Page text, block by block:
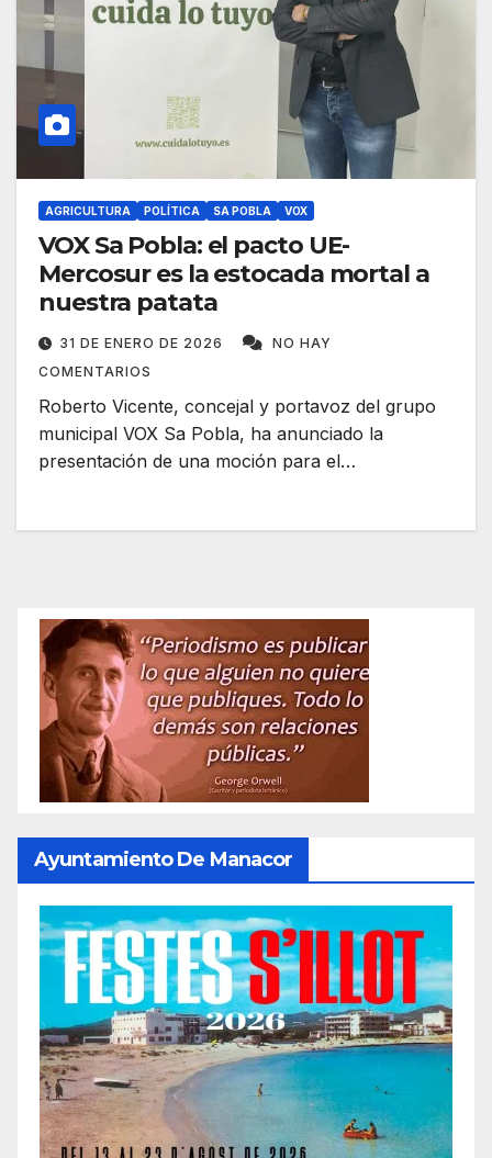
AGRICULTURA POLÍTICA SA POBLA VOX
VOX Sa Pobla: el pacto UE-
Mercosur es la estocada mortal a
nuestra patata
31 DE ENERO DE 2026
NO HAY
COMENTARIOS
Roberto Vicente, concejal y portavoz del grupo
municipal VOX Sa Pobla, ha anunciado la
presentación de una moción para el…
Ayuntamiento De Manacor